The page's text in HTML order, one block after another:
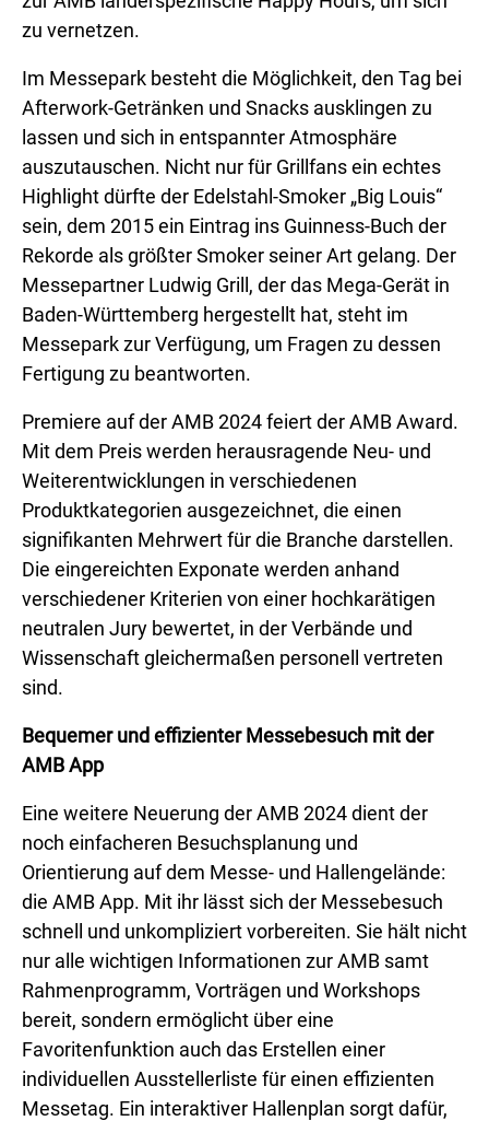
zu vernetzen.
Im Messepark besteht die Möglichkeit, den Tag bei
Afterwork-Getränken und Snacks ausklingen zu
lassen und sich in entspannter Atmosphäre
auszutauschen. Nicht nur für Grillfans ein echtes
Highlight dürfte der Edelstahl-Smoker „Big Louis“
sein, dem 2015 ein Eintrag ins Guinness-Buch der
Rekorde als größter Smoker seiner Art gelang. Der
Messepartner Ludwig Grill, der das Mega-Gerät in
Baden-Württemberg hergestellt hat, steht im
Messepark zur Verfügung, um Fragen zu dessen
Fertigung zu beantworten.
Premiere auf der AMB 2024 feiert der AMB Award.
Mit dem Preis werden herausragende Neu- und
Weiterentwicklungen in verschiedenen
Produktkategorien ausgezeichnet, die einen
signifikanten Mehrwert für die Branche darstellen.
Die eingereichten Exponate werden anhand
verschiedener Kriterien von einer hochkarätigen
neutralen Jury bewertet, in der Verbände und
Wissenschaft gleichermaßen personell vertreten
sind.
Bequemer und effizienter Messebesuch mit der
AMB App
Eine weitere Neuerung der AMB 2024 dient der
noch einfacheren Besuchsplanung und
Orientierung auf dem Messe- und Hallengelände:
die AMB App. Mit ihr lässt sich der Messebesuch
schnell und unkompliziert vorbereiten. Sie hält nicht
nur alle wichtigen Informationen zur AMB samt
Rahmenprogramm, Vorträgen und Workshops
bereit, sondern ermöglicht über eine
Favoritenfunktion auch das Erstellen einer
individuellen Ausstellerliste für einen effizienten
Messetag. Ein interaktiver Hallenplan sorgt dafür,